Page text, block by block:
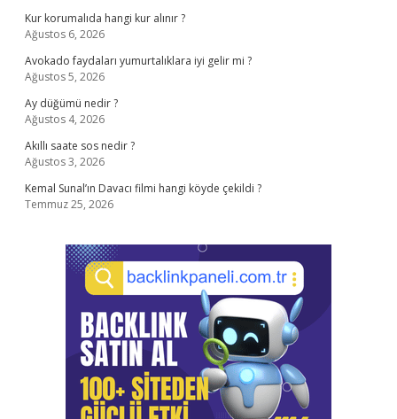
Kur korumalıda hangi kur alınır ?
Ağustos 6, 2026
Avokado faydaları yumurtalıklara iyi gelir mi ?
Ağustos 5, 2026
Ay düğümü nedir ?
Ağustos 4, 2026
Akıllı saate sos nedir ?
Ağustos 3, 2026
Kemal Sunal’ın Davacı filmi hangi köyde çekildi ?
Temmuz 25, 2026